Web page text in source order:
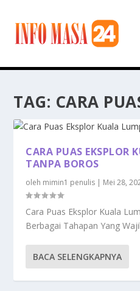
TAG: CARA
CARA PUAS EKSPLOR
TANPA BOROS
oleh mimin1 penulis | Mei 28,
Cara Puas Eksplor Kuala
Berbagai Tahapan Yang
BACA SELENGKAPNYA